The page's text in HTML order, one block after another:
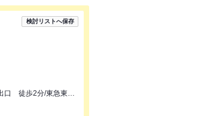
検討リストへ保存
JR恵比寿駅 西口 徒歩3分/地下鉄日比谷線恵比寿駅 2番出口 徒歩2分/東急東横線代官山駅 徒歩7分